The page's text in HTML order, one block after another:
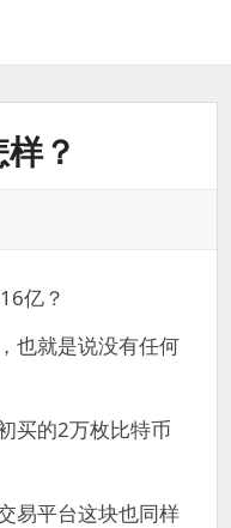
？
亿？
也就是说没有任何
买的2万枚比特币
易平台这块也同样